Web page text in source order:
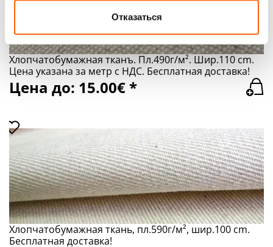
занимающимся рекламой и веб-аналитикой. Наши
партнеры могут комбинировать эти сведения с
предоставленной вами информацией, а также
данными, которые они получили при использовании
вами их сервисов.
Отказаться
Хлопчатобумажная тканъ. Пл.490г/м². Шир.110 сm.
Цена указана за метр с НДС. Бесплатная доставка!
Цена до: 15.00€ *
Хлопчатобумажная ткань, пл.590г/м², шир.100 сm.
Бесплатная доставка!